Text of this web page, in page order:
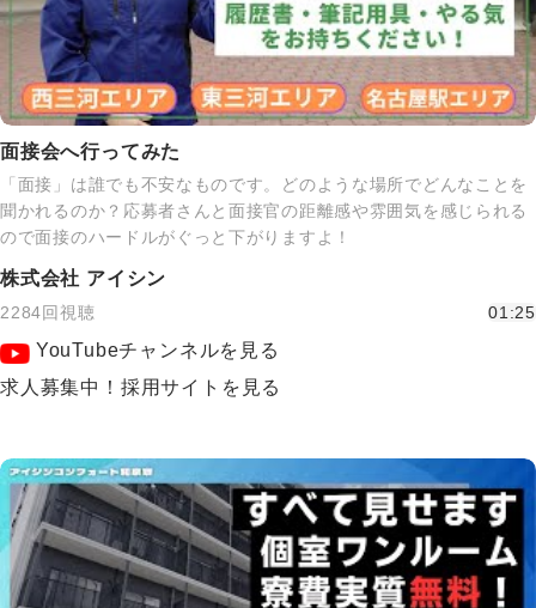
面接会へ行ってみた
「面接」は誰でも不安なものです。どのような場所でどんなことを
聞かれるのか？応募者さんと面接官の距離感や雰囲気を感じられる
ので面接のハードルがぐっと下がりますよ！
株式会社 アイシン
2284回視聴 01:25
YouTubeチャンネルを見る
求人募集中！採用サイトを見る